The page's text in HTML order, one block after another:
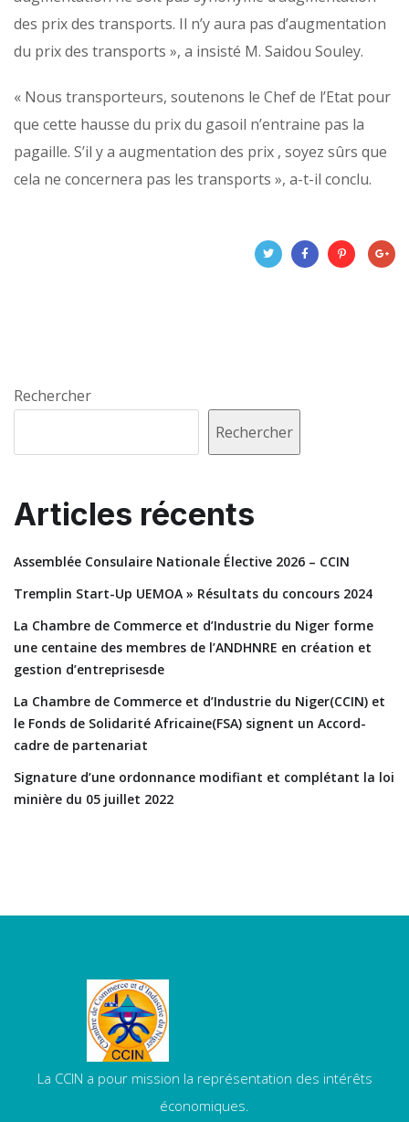
des prix des transports. Il n’y aura pas d’augmentation
du prix des transports », a insisté M. Saidou Souley.
« Nous transporteurs, soutenons le Chef de l’Etat pour
que cette hausse du prix du gasoil n’entraine pas la
pagaille. S’il y a augmentation des prix , soyez sûrs que
cela ne concernera pas les transports », a-t-il conclu.
Rechercher
Rechercher
Articles récents
Assemblée Consulaire Nationale Élective 2026 – CCIN
Tremplin Start-Up UEMOA » Résultats du concours 2024
La Chambre de Commerce et d’Industrie du Niger forme
une centaine des membres de l’ANDHNRE en création et
gestion d’entreprisesde
La Chambre de Commerce et d’Industrie du Niger(CCIN) et
le Fonds de Solidarité Africaine(FSA) signent un Accord-
cadre de partenariat
Signature d’une ordonnance modifiant et complétant la loi
minière du 05 juillet 2022
La CCIN a pour mission la représentation des intérêts
économiques.